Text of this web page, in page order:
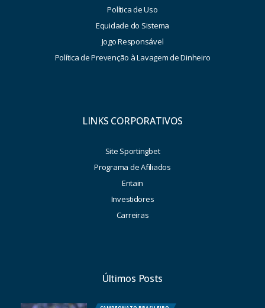
Política de Uso
Equidade do Sistema
Jogo Responsável
Política de Prevenção à Lavagem de Dinheiro
LINKS CORPORATIVOS
Site Sportingbet
Programa de Afiliados
Entain
Investidores
Carreiras
Últimos Posts